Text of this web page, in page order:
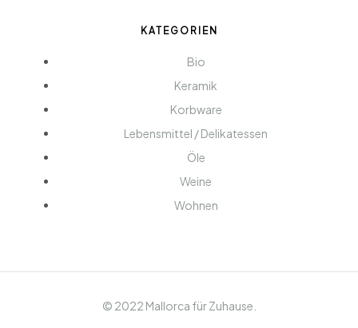
KATEGORIEN
Bio
Keramik
Korbware
Lebensmittel / Delikatessen
Öle
Weine
Wohnen
© 2022 Mallorca für Zuhause.